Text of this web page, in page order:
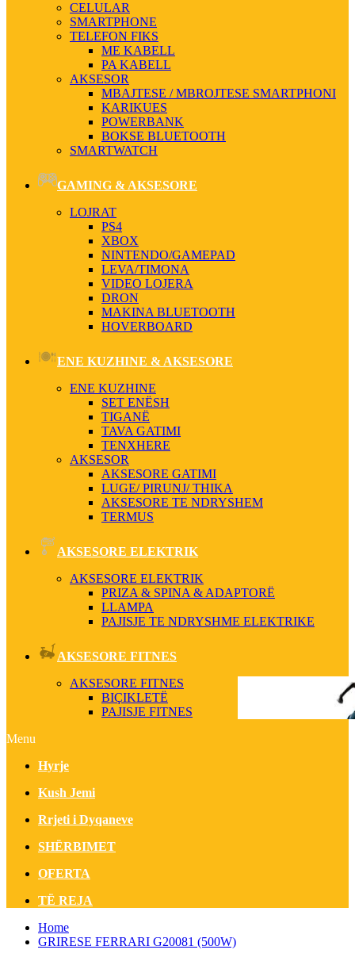
CELULAR
SMARTPHONE
TELEFON FIKS
ME KABELL
PA KABELL
AKSESOR
MBAJTESE / MBROJTESE SMARTPHONI
KARIKUES
POWERBANK
BOKSE BLUETOOTH
SMARTWATCH
GAMING & AKSESORE
LOJRAT
PS4
XBOX
NINTENDO/GAMEPAD
LEVA/TIMONA
VIDEO LOJERA
DRON
MAKINA BLUETOOTH
HOVERBOARD
ENE KUZHINE & AKSESORE
ENE KUZHINE
SET ENËSH
TIGANË
TAVA GATIMI
TENXHERE
AKSESOR
AKSESORE GATIMI
LUGE/ PIRUNJ/ THIKA
AKSESORE TE NDRYSHEM
TERMUS
AKSESORE ELEKTRIK
AKSESORE ELEKTRIK
PRIZA & SPINA & ADAPTORË
LLAMPA
PAJISJE TE NDRYSHME ELEKTRIKE
AKSESORE FITNES
AKSESORE FITNES
BIÇIKLETË
PAJISJE FITNES
Menu
Hyrje
Kush Jemi
Rrjeti i Dyqaneve
SHËRBIMET
OFERTA
TË REJA
Home
GRIRESE FERRARI G20081 (500W)